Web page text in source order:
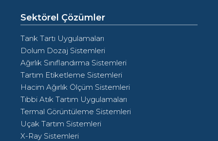
Sektörel Çözümler
Tank Tartı Uygulamaları
Dolum Dozaj Sistemleri
Ağırlık Sınıflandırma Sistemleri
Tartım Etiketleme Sistemleri
Hacim Ağırlık Ölçüm Sistemleri
Tıbbi Atık Tartım Uygulamaları
Termal Görüntüleme Sistemleri
Uçak Tartım Sistemleri
X-Ray Sistemleri